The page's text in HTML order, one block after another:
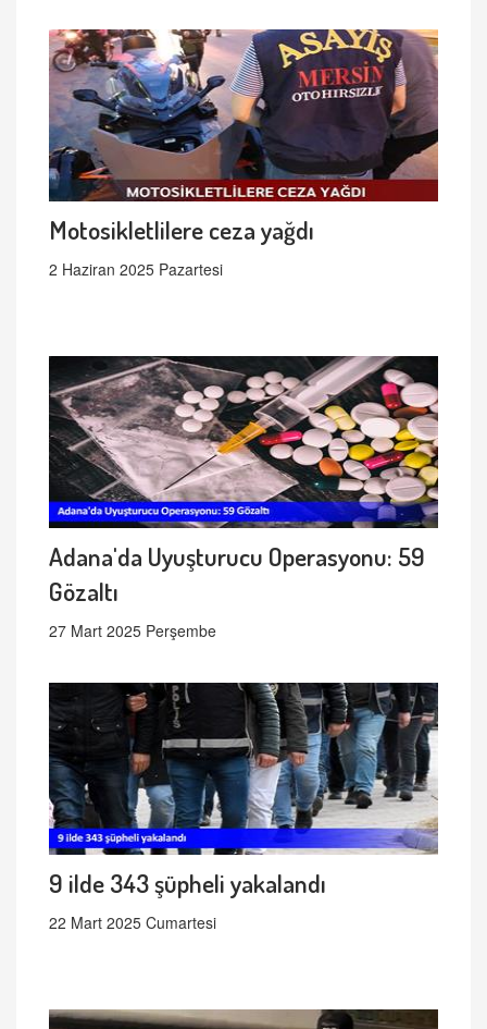
Motosikletlilere ceza yağdı
2 Haziran 2025 Pazartesi
Adana'da Uyuşturucu Operasyonu: 59
Gözaltı
27 Mart 2025 Perşembe
9 ilde 343 şüpheli yakalandı
22 Mart 2025 Cumartesi